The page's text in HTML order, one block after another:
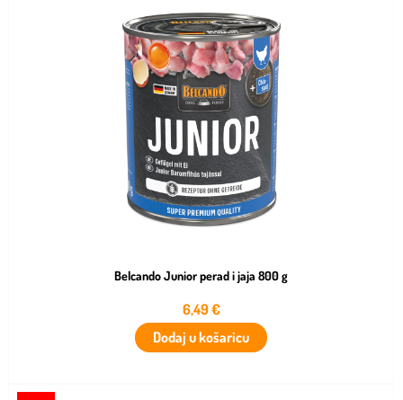
Belcando Junior perad i jaja 800 g
6,49€
Dodaj u košaricu